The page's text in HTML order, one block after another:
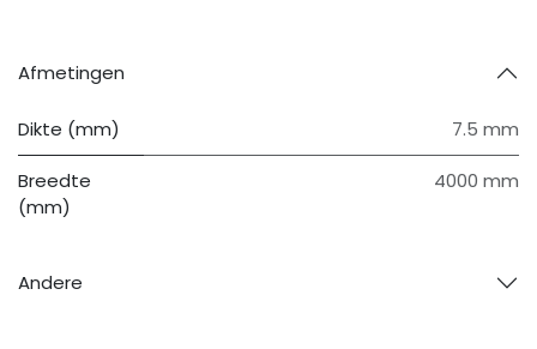
Afmetingen
Dikte (mm) 7.5 mm
Breedte
(mm)
4000 mm
Andere